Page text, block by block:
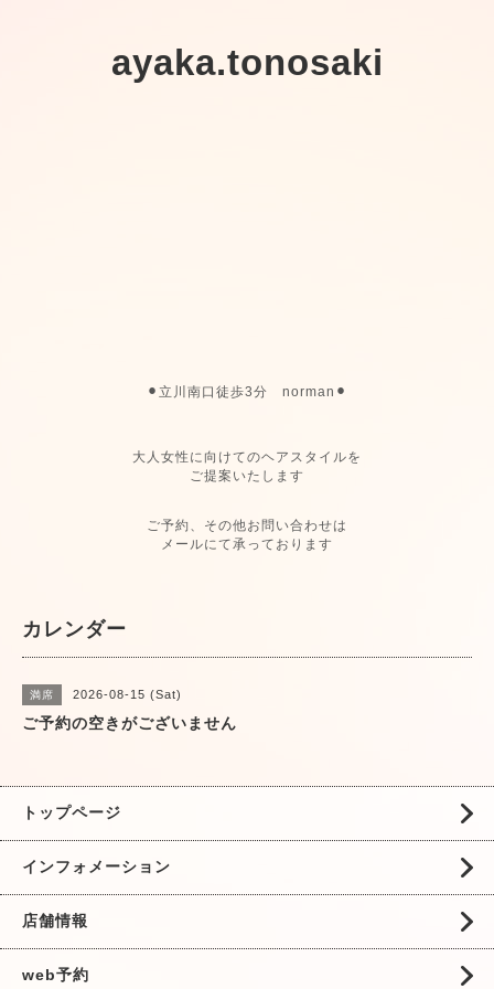
ayaka.tonosaki
⚫︎立川南口徒歩3分 norman⚫︎
大人女性に向けてのヘアスタイルを
ご提案いたします
ご予約、その他お問い合わせは
メールにて承っております
カレンダー
満席 2026-08-15 (Sat)
ご予約の空きがございません
トップページ
インフォメーション
店舗情報
web予約